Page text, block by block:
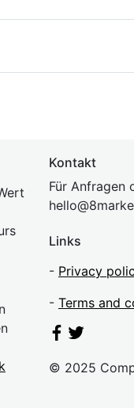
Kontakt
Für Anfragen
hel
Links
- Privacy
- Terms and
© 2025